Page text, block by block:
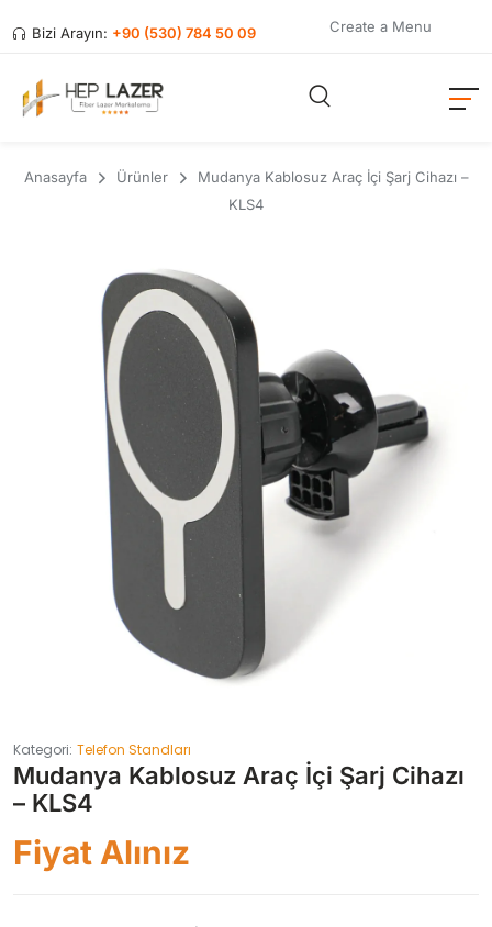
Bizi Arayın: +90 (530) 784 50 09 Create a Menu
Anasayfa Ürünler
Mudanya Kablosuz Araç İçi Şarj Cihazı –
KLS4
Kategori: Telefon Standları
Mudanya Kablosuz Araç İçi Şarj Cihazı
– KLS4
Fiyat Alınız